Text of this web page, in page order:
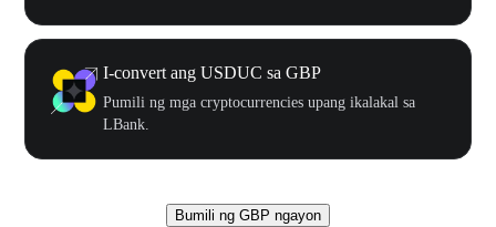
I-convert ang USDUC sa GBP
Pumili ng mga cryptocurrencies upang ikalakal sa
LBank.
Bumili ng GBP ngayon